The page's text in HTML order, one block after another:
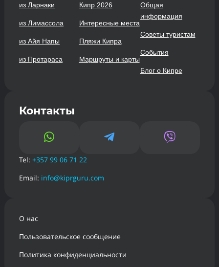
из Ларнаки
из Лимассола
из Айя Напы
из Протараса
Кипр 2026
Интересные места
Пляжи Кипра
Маршруты и карты
Общая
информация
Советы туристам
События
Блог о Кипре
Контакты
  
Tel: +357 99 06 71 22
Email: info@kiprguru.com
О нас
Пользовательское сообщение
Политика конфиденциальности